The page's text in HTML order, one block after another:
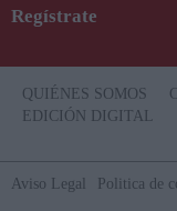
Regístrate
QUIÉNES SOMOS
EDICIÓN DIGITAL
Aviso Legal Politica de